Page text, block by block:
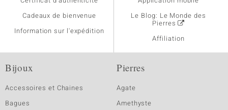
Cadeaux de bienvenue
Information sur l'expédition
Le Blog: Le Monde des
Pierres
Affiliation
Bijoux
Accessoires et Chaines
Bagues
Pierres
Agate
Amethyste